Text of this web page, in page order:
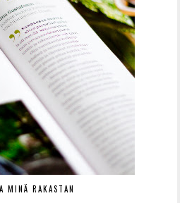
MINÄ RAKASTAN